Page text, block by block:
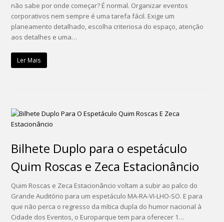
não sabe por onde começar? É normal. Organizar eventos
corporativos nem sempre é uma tarefa fácil. Exige um
planeamento detalhado, escolha criteriosa do espaço, atenção
aos detalhes e uma…
Ler Mais
Bilhete Duplo para o espetáculo
Quim Roscas e Zeca Estacionâncio
Quim Roscas e Zeca Estacionâncio voltam a subir ao palco do
Grande Auditório para um espetáculo MA-RA-VI-LHO-SO. E para
que não perca o regresso da mítica dupla do humor nacional à
Cidade dos Eventos, o Europarque tem para oferecer 1…